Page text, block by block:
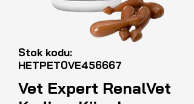
Stok kodu:
HETPET0VE456667
Vet Expert RenalVet